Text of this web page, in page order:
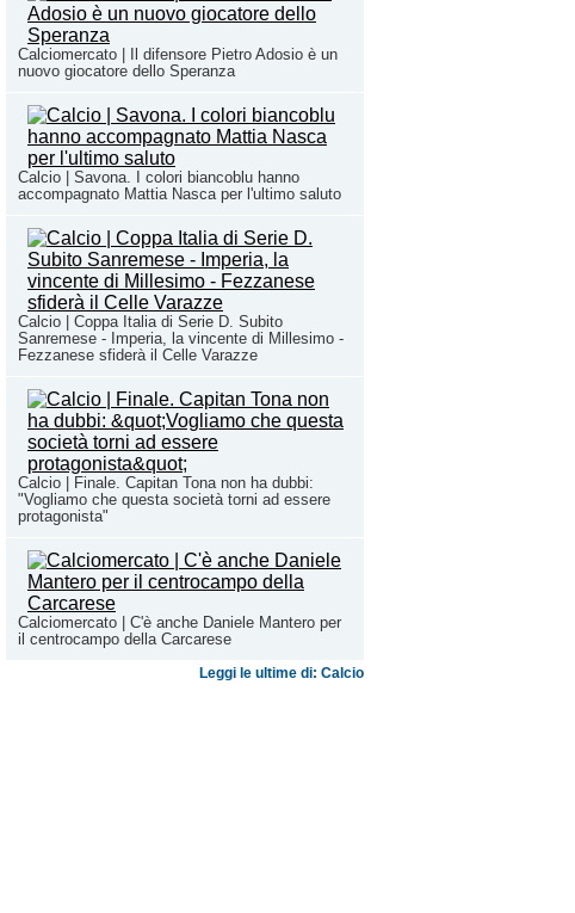
Calciomercato | Il difensore Pietro Adosio è un
nuovo giocatore dello Speranza
Calcio | Savona. I colori biancoblu hanno
accompagnato Mattia Nasca per l'ultimo saluto
Calcio | Coppa Italia di Serie D. Subito
Sanremese - Imperia, la vincente di Millesimo -
Fezzanese sfiderà il Celle Varazze
Calcio | Finale. Capitan Tona non ha dubbi:
"Vogliamo che questa società torni ad essere
protagonista"
Calciomercato | C'è anche Daniele Mantero per
il centrocampo della Carcarese
Leggi le ultime di: Calcio